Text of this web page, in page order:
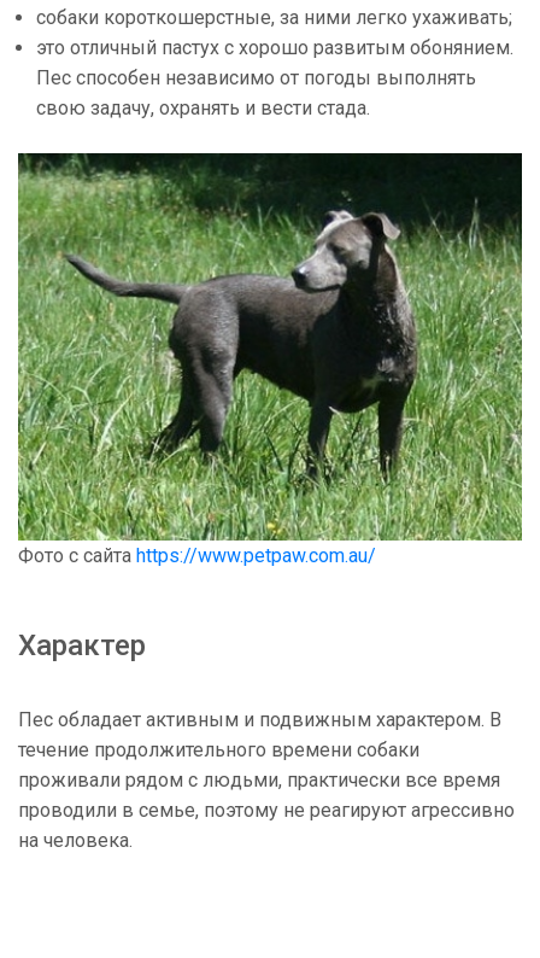
собаки короткошерстные, за ними легко ухаживать;
это отличный пастух с хорошо развитым обонянием.
Пес способен независимо от погоды выполнять
свою задачу, охранять и вести стада.
Фото с сайта https://www.petpaw.com.au/
Характер
Пес обладает активным и подвижным характером. В
течение продолжительного времени собаки
проживали рядом с людьми, практически все время
проводили в семье, поэтому не реагируют агрессивно
на человека.